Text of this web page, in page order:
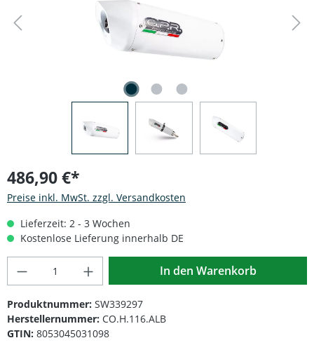
486,90 €*
Preise inkl. MwSt. zzgl. Versandkosten
Lieferzeit: 2 - 3 Wochen
Kostenlose Lieferung innerhalb DE
Produkt Anzahl: Gib den gewünschten
In den Warenkorb
Produktnummer: SW339297
Herstellernummer: CO.H.116.ALB
GTIN: 8053045031098